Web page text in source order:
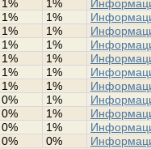
1% 1%
1% 1%
1% 1%
1% 1%
1% 1%
1% 1%
1% 1%
0% 1%
0% 1%
0% 1%
0% 0%